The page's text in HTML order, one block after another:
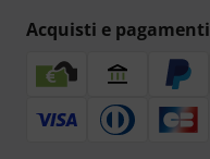
Acquisti e